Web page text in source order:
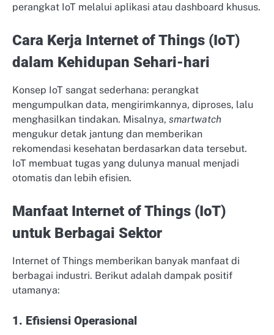
perangkat IoT melalui aplikasi atau dashboard khusus.
Cara Kerja Internet of Things (IoT)
dalam Kehidupan Sehari-hari
Konsep IoT sangat sederhana: perangkat
mengumpulkan data, mengirimkannya, diproses, lalu
menghasilkan tindakan. Misalnya, smartwatch
mengukur detak jantung dan memberikan
rekomendasi kesehatan berdasarkan data tersebut.
IoT membuat tugas yang dulunya manual menjadi
otomatis dan lebih efisien.
Manfaat Internet of Things (IoT)
untuk Berbagai Sektor
Internet of Things memberikan banyak manfaat di
berbagai industri. Berikut adalah dampak positif
utamanya:
1. Efisiensi Operasional